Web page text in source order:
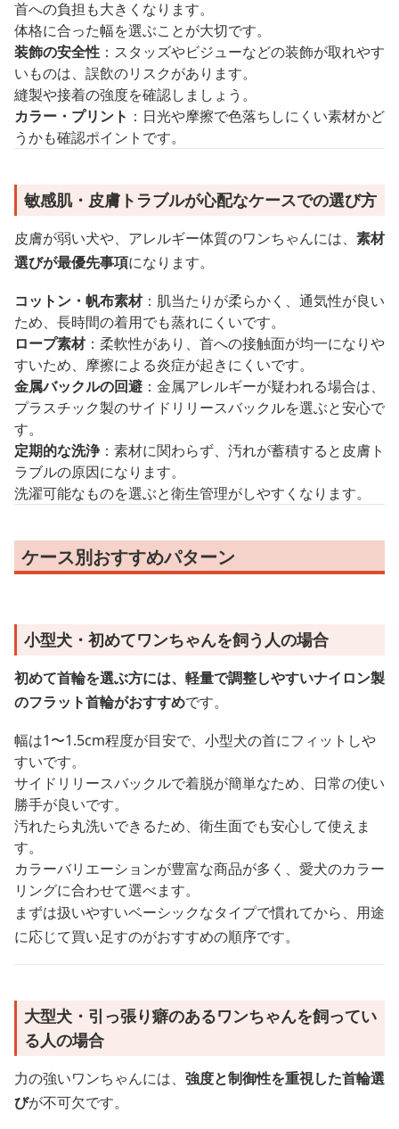
首への負担も大きくなります。
体格に合った幅を選ぶことが大切です。
装飾の安全性 ：スタッズやビジューなどの装飾が取れやす
いものは、誤飲のリスクがあります。
縫製や接着の強度を確認しましょう。
カラー・プリント ：日光や摩擦で色落ちしにくい素材かど
うかも確認ポイントです。
敏感肌・皮膚トラブルが心配なケースでの選び方
皮膚が弱い犬や、アレルギー体質のワンちゃんには、 素材
選びが最優先事項になります。
コットン・帆布素材：肌当たりが柔らかく、通気性が良い
ため、長時間の着用でも蒸れにくいです。
ロープ素材：柔軟性があり、首への接触面が均一になりや
すいため、摩擦による炎症が起きにくいです。
金属バックルの回避 ：金属アレルギーが疑われる場合は、
プラスチック製のサイドリリースバックルを選ぶと安心で
す。
定期的な洗浄：素材に関わらず、汚れが蓄積すると皮膚ト
ラブルの原因になります。
洗濯可能なものを選ぶと衛生管理がしやすくなります。
ケース別おすすめパターン
小型犬・初めてワンちゃんを飼う人の場合
初めて首輪を選ぶ方には、軽量で調整しやすいナイロン製
のフラット首輪がおすすめです。
幅は1〜1.5cm程度が目安で、小型犬の首にフィットしや
すいです。
サイドリリースバックルで着脱が簡単なため、日常の使い
勝手が良いです。
汚れたら丸洗いできるため、衛生面でも安心して使えま
す。
カラーバリエーションが豊富な商品が多く、愛犬のカラー
リングに合わせて選べます。
まずは扱いやすいベーシックなタイプで慣れてから、用途
に応じて買い足すのがおすすめの順序です。
大型犬・引っ張り癖のあるワンちゃんを飼ってい
る人の場合
力の強いワンちゃんには、 強度と制御性を重視した首輪選
びが不可欠です。